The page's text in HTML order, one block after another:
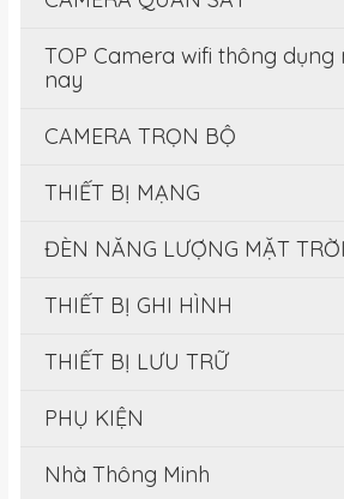
TOP Camera wifi thông dụng
nay
CAMERA TRỌN BỘ
THIẾT BỊ MẠNG
ĐÈN NĂNG LƯỢNG MẶT TRỜI
THIẾT BỊ GHI HÌNH
THIẾT BỊ LƯU TRỮ
PHỤ KIỆN
Nhà Thông Minh